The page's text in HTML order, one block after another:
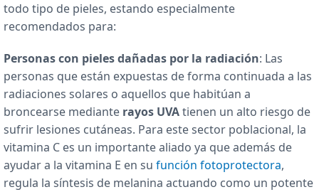
todo tipo de pieles, estando especialmente
recomendados para:
Personas con pieles dañadas por la radiación: Las
personas que están expuestas de forma continuada a las
radiaciones solares o aquellos que habitúan a
broncearse mediante rayos UVAtienen un alto riesgo de
sufrir lesiones cutáneas. Para este sector poblacional, la
vitamina C es un importante aliado ya que además de
ayudar a la vitamina E en su función fotoprotectora,
regula la síntesis de melanina actuando como un potente